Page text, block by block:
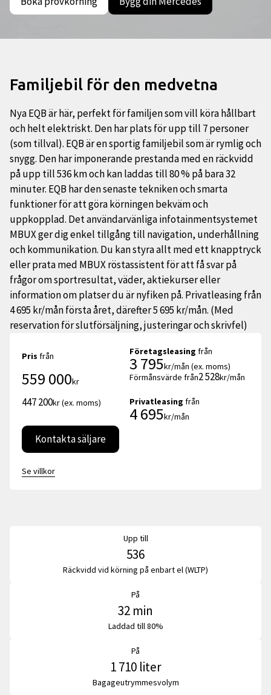
Familjebil för den medvetna
Nya EQB är här, perfekt för familjen som vill köra hållbart
och helt elektriskt. Den har plats för upp till 7 personer
(som tillval). EQB är en sportig familjebil som är rymlig och
snygg. Den har imponerande prestanda med en räckvidd
på upp till 536 km och kan laddas till 80 % på bara 32
minuter. EQB har den senaste tekniken och smarta
funktioner för att göra körningen bekväm och
uppkopplad. Det användarvänliga infotainmentsystemet
MBUX ger dig enkel tillgång till navigation, underhållning
och kommunikation. Du kan styra allt med ett knapptryck
eller prata med MBUX röstassistent för att få svar på
frågor om sportresultat, väder, aktiekurser eller
information om platser du är nyfiken på. Privatleasing från
4 695 kr/mån första året, därefter 5 695 kr/mån. (Med
reservation för slutförsäljning, justeringar och skrivfel)
Pris från
559 000kr
447 200kr (ex. moms)
Företagsleasing från
3 795kr/mån (ex. moms)
Förmånsvärde från2 528kr/mån
Privatleasing från
4 695kr/mån
Kontakta säljare
Se villkor
Upp till
536
Räckvidd vid körning på enbart el (WLTP)
På
32 min
Laddad till 80%
På
1 710 liter
Bagageutrymmesvolym